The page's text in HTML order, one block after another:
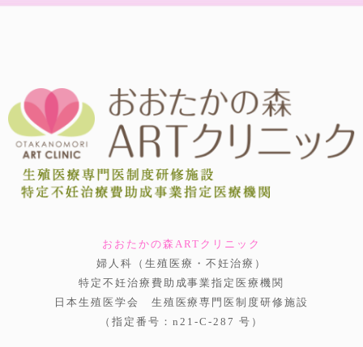
おおたかの森ARTクリニック
婦人科（生殖医療・不妊治療）
特定不妊治療費助成事業指定医療機関
日本生殖医学会 生殖医療専門医制度研修施設
（指定番号：n21-C-287 号）